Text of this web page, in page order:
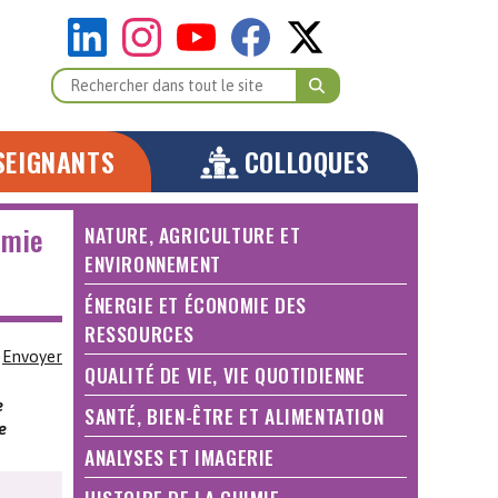
COLLOQUES
Envoyer
NATURE, AGRICULTURE ET
ENVIRONNEMENT
ÉNERGIE ET ÉCONOMIE DES
RESSOURCES
QUALITÉ DE VIE, VIE QUOTIDIENNE
SANTÉ, BIEN-ÊTRE ET ALIMENTATION
ANALYSES ET IMAGERIE